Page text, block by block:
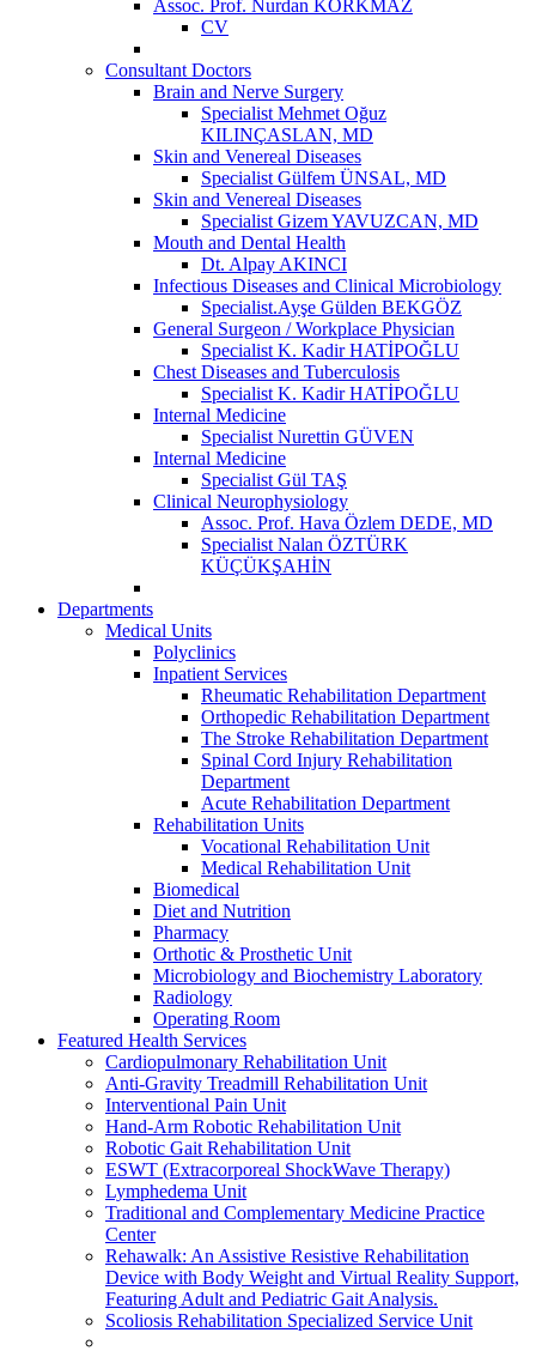
Assoc. Prof. Nurdan KORKMAZ
CV
Consultant Doctors
Brain and Nerve Surgery
Specialist Mehmet Oğuz
KILINÇASLAN, MD
Skin and Venereal Diseases
Specialist Gülfem ÜNSAL, MD
Skin and Venereal Diseases
Specialist Gizem YAVUZCAN, MD
Mouth and Dental Health
Dt. Alpay AKINCI
Infectious Diseases and Clinical Microbiology
Specialist.Ayşe Gülden BEKGÖZ
General Surgeon / Workplace Physician
Specialist K. Kadir HATİPOĞLU
Chest Diseases and Tuberculosis
Specialist K. Kadir HATİPOĞLU
Internal Medicine
Specialist Nurettin GÜVEN
Internal Medicine
Specialist Gül TAŞ
Clinical Neurophysiology
Assoc. Prof. Hava Özlem DEDE, MD
Specialist Nalan ÖZTÜRK
KÜÇÜKŞAHİN
Departments
Medical Units
Polyclinics
Inpatient Services
Rheumatic Rehabilitation Department
Orthopedic Rehabilitation Department
The Stroke Rehabilitation Department
Spinal Cord Injury Rehabilitation
Department
Acute Rehabilitation Department
Rehabilitation Units
Vocational Rehabilitation Unit
Medical Rehabilitation Unit
Biomedical
Diet and Nutrition
Pharmacy
Orthotic & Prosthetic Unit
Microbiology and Biochemistry Laboratory
Radiology
Operating Room
Featured Health Services
Cardiopulmonary Rehabilitation Unit
Anti-Gravity Treadmill Rehabilitation Unit
Interventional Pain Unit
Hand-Arm Robotic Rehabilitation Unit
Robotic Gait Rehabilitation Unit
ESWT (Extracorporeal ShockWave Therapy)
Lymphedema Unit
Traditional and Complementary Medicine Practice
Center
Rehawalk: An Assistive Resistive Rehabilitation
Device with Body Weight and Virtual Reality Support,
Featuring Adult and Pediatric Gait Analysis.
Scoliosis Rehabilitation Specialized Service Unit